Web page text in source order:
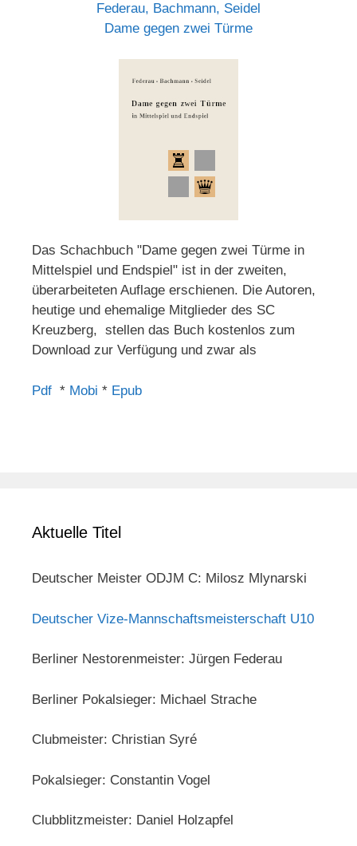
Federau, Bachmann, Seidel
Dame gegen zwei Türme
Das Schachbuch "Dame gegen zwei Türme in
Mittelspiel und Endspiel" ist in der zweiten,
überarbeiteten Auflage erschienen. Die Autoren,
heutige und ehemalige Mitglieder des SC
Kreuzberg, stellen das Buch kostenlos zum
Download zur Verfügung und zwar als
Pdf * Mobi * Epub
Aktuelle Titel
Deutscher Meister ODJM C: Milosz Mlynarski
Deutscher Vize-Mannschaftsmeisterschaft U10
Berliner Nestorenmeister: Jürgen Federau
Berliner Pokalsieger: Michael Strache
Clubmeister: Christian Syré
Pokalsieger: Constantin Vogel
Clubblitzmeister: Daniel Holzapfel